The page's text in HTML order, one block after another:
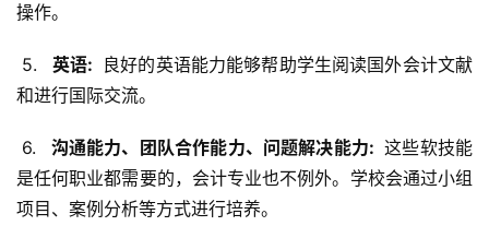
操作。
5.
  英语:
良好的英语能力能够帮助学生阅读国外会计文献
和进行国际交流。
6.
  沟通能力、团队合作能力、问题解决能力:
这些软技能
是任何职业都需要的，会计专业也不例外。学校会通过小组
项目、案例分析等方式进行培养。